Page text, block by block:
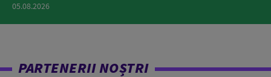
05.08.2026
PARTENERII NOȘTRI